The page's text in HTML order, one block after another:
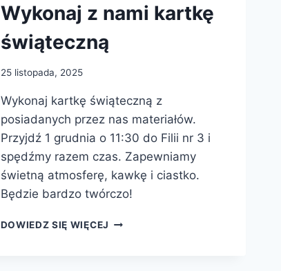
Wykonaj z nami kartkę
świąteczną
25 listopada, 2025
Wykonaj kartkę świąteczną z
posiadanych przez nas materiałów.
Przyjdź 1 grudnia o 11:30 do Filii nr 3 i
spędźmy razem czas. Zapewniamy
świetną atmosferę, kawkę i ciastko.
Będzie bardzo twórczo!
DOWIEDZ SIĘ WIĘCEJ WYKONAJ